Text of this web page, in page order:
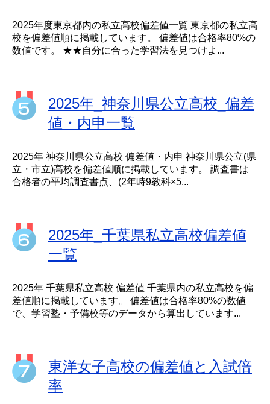
2025年度東京都内の私立高校偏差値一覧 東京都の私立高
校を偏差値順に掲載しています。 偏差値は合格率80%の
数値です。 ★★自分に合った学習法を見つけよ...
2025年_神奈川県公立高校_偏差
値・内申一覧
2025年 神奈川県公立高校 偏差値・内申 神奈川県公立(県
立・市立)高校を偏差値順に掲載しています。 調査書は
合格者の平均調査書点、(2年時9教科×5...
2025年_千葉県私立高校偏差値
一覧
2025年 千葉県私立高校 偏差値 千葉県内の私立高校を偏
差値順に掲載しています。 偏差値は合格率80%の数値
で、学習塾・予備校等のデータから算出しています...
東洋女子高校の偏差値と入試倍
率